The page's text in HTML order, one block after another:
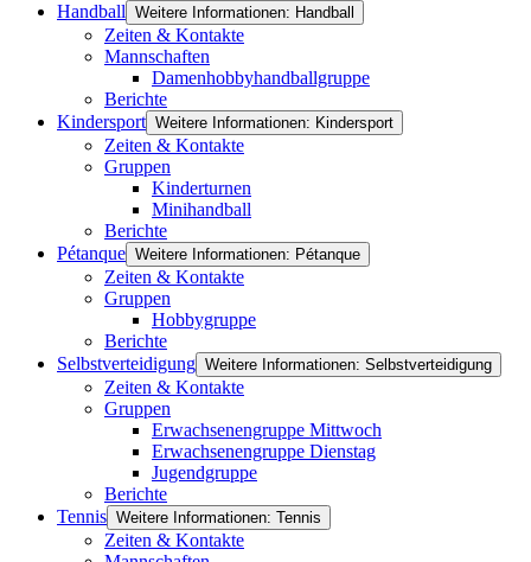
Handball Weitere Informationen: Handball
Zeiten & Kontakte
Mannschaften
Damenhobbyhandballgruppe
Berichte
Kindersport Weitere Informationen: Kindersport
Zeiten & Kontakte
Gruppen
Kinderturnen
Minihandball
Berichte
Pétanque Weitere Informationen: Pétanque
Zeiten & Kontakte
Gruppen
Hobbygruppe
Berichte
Selbstverteidigung Weitere Informationen: Selbstverteidigung
Zeiten & Kontakte
Gruppen
Erwachsenengruppe Mittwoch
Erwachsenengruppe Dienstag
Jugendgruppe
Berichte
Tennis Weitere Informationen: Tennis
Zeiten & Kontakte